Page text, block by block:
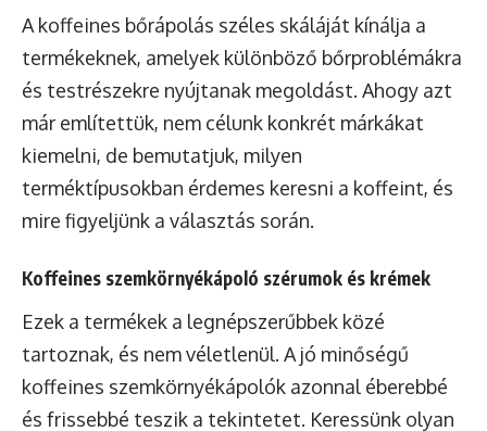
A koffeines bőrápolás széles skáláját kínálja a
termékeknek, amelyek különböző bőrproblémákra
és testrészekre nyújtanak megoldást. Ahogy azt
már említettük, nem célunk konkrét márkákat
kiemelni, de bemutatjuk, milyen
terméktípusokban érdemes keresni a koffeint, és
mire figyeljünk a választás során.
Koffeines szemkörnyékápoló szérumok és krémek
Ezek a termékek a legnépszerűbbek közé
tartoznak, és nem véletlenül. A jó minőségű
koffeines szemkörnyékápolók azonnal éberebbé
és frissebbé teszik a tekintetet. Keressünk olyan